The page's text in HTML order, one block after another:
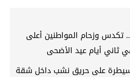
وزحام المواطنين أعلى
ثاني أيام عيد الأضحى
على حريق نشب داخل شقة